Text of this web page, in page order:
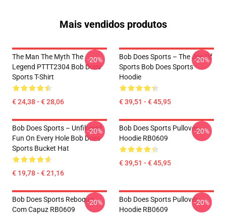
Mais vendidos produtos
The Man The Myth The
Legend PTTT2304 Bob Does
Sports T-Shirt
€ 24,38 - € 28,06
-20%
Bob Does Sports – The Joy Of
Sports Bob Does Sports
Hoodie
€ 39,51 - € 45,95
-20%
Bob Does Sports – Unfiltered
Fun On Every Hole Bob Does
Sports Bucket Hat
€ 19,78 - € 21,16
-20%
Bob Does Sports Pullover
Hoodie RB0609
€ 39,51 - € 45,95
-20%
Bob Does Sports Reboque
Com Capuz RB0609
-20%
Bob Does Sports Pullover
Hoodie RB0609
-20%